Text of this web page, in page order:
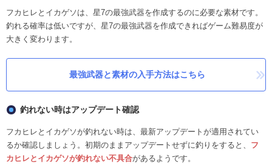
フカヒレとイカゲソは、星7の最強武器を作成するのに必要な素材です。
釣れる確率は低いですが、星7の最強武器を作成できればゲーム難易度が
大きく変わります。
最強武器と素材の入手方法はこちら
釣れない時はアップデート確認
フカヒレとイカゲソが釣れない時は、最新アップデートが適用されてい
るか確認しましょう。初期のままアップデートせずに釣りをすると、 フ
カヒレとイカゲソが釣れない不具合があるようです。